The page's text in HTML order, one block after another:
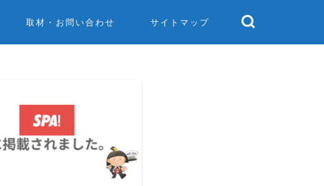
取材・お問い合わせ サイトマップ